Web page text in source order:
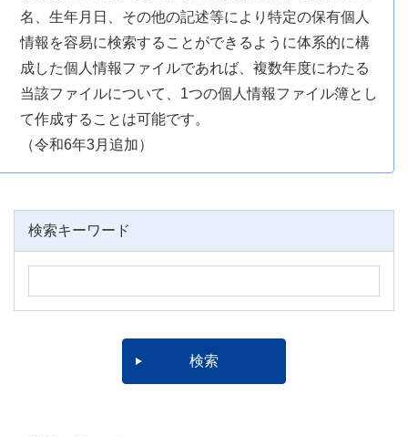
名、生年月日、その他の記述等により特定の保有個人
情報を容易に検索することができるように体系的に構
成した個人情報ファイルであれば、複数年度にわたる
当該ファイルについて、1つの個人情報ファイル簿とし
て作成することは可能です。
（令和6年3月追加）
検索キーワード